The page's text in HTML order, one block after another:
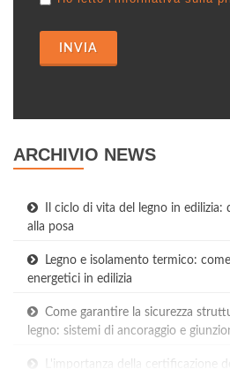
INVIA
ARCHIVIO NEWS
Il ciclo di vita del legno in edilizia:
alla posa
Legno e isolamento termico:
energetici in edilizia
Come garantire la sicurezza
legno: sistemi di ancoraggio e
L'importanza della certificazione